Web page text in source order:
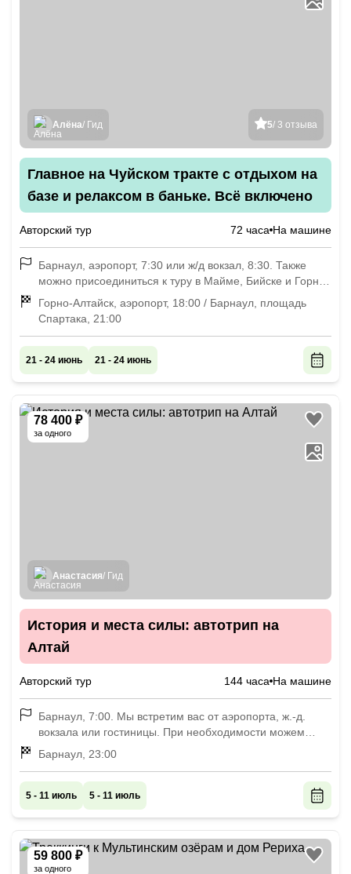
5/ 3 отзыва
Алёна/ Гид
Главное на Чуйском тракте с отдыхом на
базе и релаксом в баньке. Всё включено
Авторский тур 72 часа На машине
Барнаул, аэропорт, 7:30 или ж/д вокзал, 8:30. Также
можно присоединиться к туру в Майме, Бийске и Горно-
Алтайске
Горно-Алтайск, аэропорт, 18:00 / Барнаул, площадь
Спартака, 21:00
21 - 24 июнь 21 - 24 июнь
78 400 ₽
за одного
Анастасия/ Гид
История и места силы: автотрип на
Алтай
Авторский тур 144 часа На машине
Барнаул, 7:00. Мы встретим вас от аэропорта, ж.-д.
вокзала или гостиницы. При необходимости можем
встретить вас в аэропорту Новосибирска (за доплату)
или помочь добраться от Новосибирска до Барнаула.
Барнаул, 23:00
5 - 11 июль 5 - 11 июль
59 800 ₽
за одного